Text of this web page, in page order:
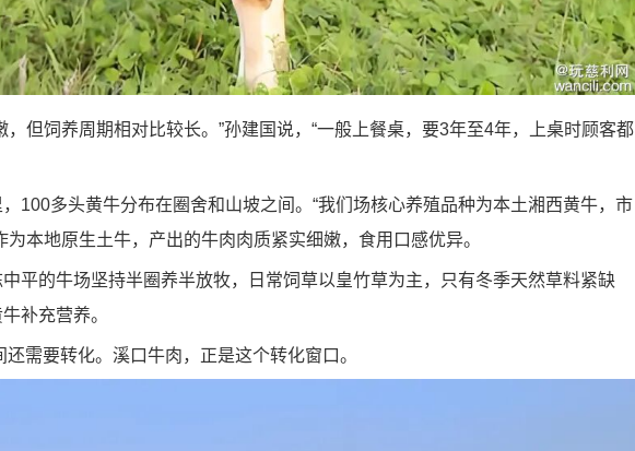
饲养周期相对比较长。”孙建国说，“一般上餐桌，要3年至4年，上桌时顾客都
多头黄牛分布在圈舍和山坡之间。“我们场核心养殖品种为本土湘西黄牛，市
本地原生土牛，产出的牛肉肉质紧实细嫩，食用口感优异。
的牛场坚持半圈养半放牧，日常饲草以皇竹草为主，只有冬季天然草料紧缺
补充营养。
需要转化。溪口牛肉，正是这个转化窗口。